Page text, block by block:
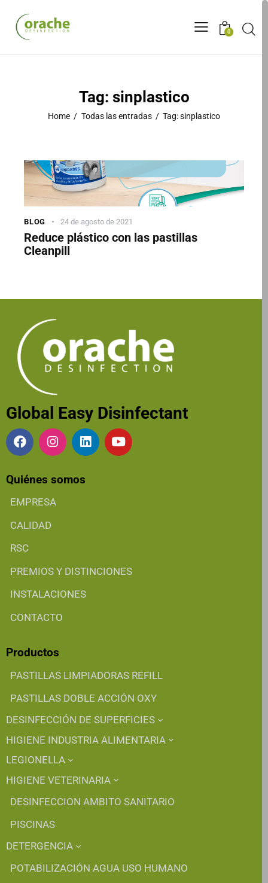
0
Tag: sinplastico
Home Todas las entradas Tag: sinplastico
BLOG 24 de agosto de 2021
Reduce plástico con las pastillas
Cleanpill
Global Easy Disinfectant
Quiénes somos
EMPRESA
CALIDAD
RSC
PREMIOS Y DISTINCIONES
INSTALACIONES
CONTACTO
Productos
PASTILLAS LIMPIADORAS REFILL
PASTILLAS DOBLE ACCIÓN OXY
DESINFECCIÓN DE SUPERFICIES
HIGIENE INDUSTRIA ALIMENTARIA
LEGIONELLA
HIGIENE VETERINARIA
DESINFECCION AMBITO SANITARIO
PISCINAS
DETERGENCIA
POTABILIZACIÓN AGUA USO HUMANO